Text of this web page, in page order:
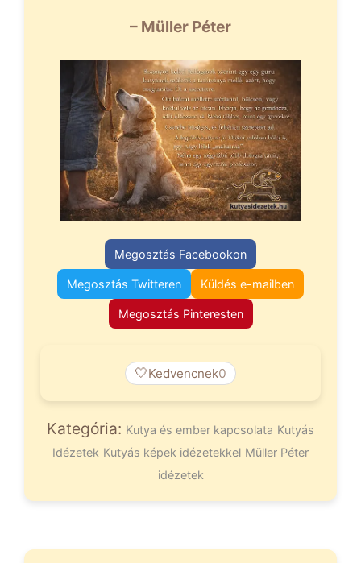
– Müller Péter
Megosztás Facebookon
Megosztás Twitteren Küldés e-mailben
Megosztás Pinteresten
🤍Kedvencnek0
Kategória: Kutya és ember kapcsolata Kutyás
Idézetek Kutyás képek idézetekkel Müller Péter
idézetek